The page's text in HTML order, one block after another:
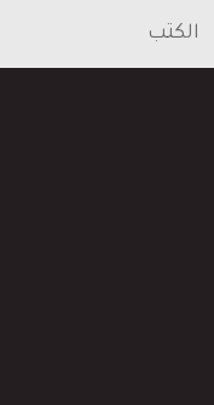
الكتب